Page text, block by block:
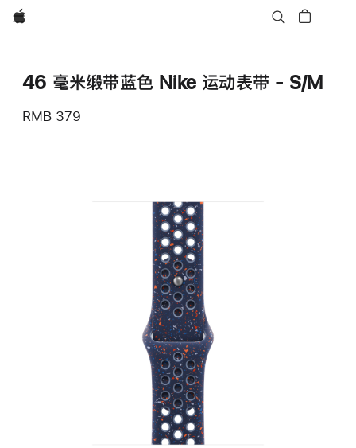
Apple
46 毫米缎带蓝色 Nike 运动表带 - S/M
RMB 379